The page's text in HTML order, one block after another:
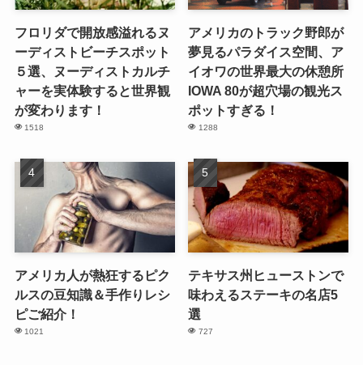
フロリダで開放感溢れるヌ
ーディストビーチスポット
５選、ヌーディストカルチ
ャーを実体験すると世界観
が変わります！
1518
アメリカのトラック野郎が
夢見るパラダイス空間、ア
イオワの世界最大の休憩所
IOWA 80が超穴場の観光ス
ポットすぎる！
1288
アメリカ人が熱狂するピク
ルスの豆知識＆手作りレシ
ピご紹介！
1021
テキサス州ヒューストンで
味わえるステーキの名店5
選
727